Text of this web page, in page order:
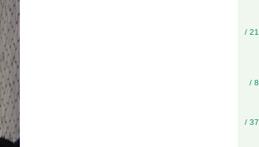
/ 21
/ 8
/ 37